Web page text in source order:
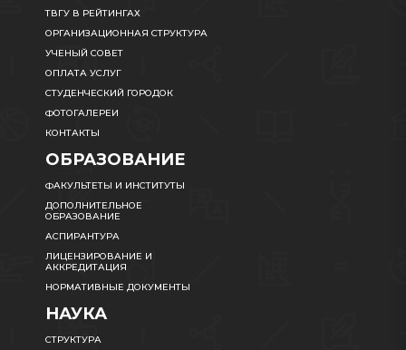
ТВГУ В РЕЙТИНГАХ
ОРГАНИЗАЦИОННАЯ СТРУКТУРА
УЧЕНЫЙ СОВЕТ
ОПЛАТА УСЛУГ
СТУДЕНЧЕСКИЙ ГОРОДОК
ФОТОГАЛЕРЕИ
КОНТАКТЫ
ОБРАЗОВАНИЕ
ФАКУЛЬТЕТЫ И ИНСТИТУТЫ
ДОПОЛНИТЕЛЬНОЕ
ОБРАЗОВАНИЕ
АСПИРАНТУРА
ЛИЦЕНЗИРОВАНИЕ И
АККРЕДИТАЦИЯ
НОРМАТИВНЫЕ ДОКУМЕНТЫ
НАУКА
СТРУКТУРА